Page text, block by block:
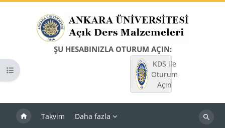
ŞU HESABINIZLA OTURUM AÇIN:
KDS ile
Oturum
Açın
Takvim Daha fazla
Dersleri
Kurs dizinini aç